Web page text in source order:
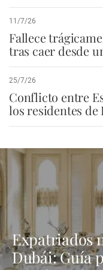
11/7/26
Fallece
tras caer desde
25/7/26
Conflicto entre
los residentes de
Expatriados
Dubái: Guía